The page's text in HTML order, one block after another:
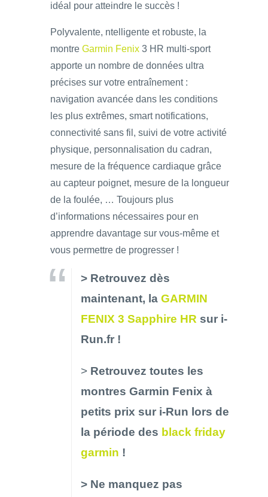
idéal pour atteindre le succès !
Polyvalente, ntelligente et robuste, la
montre Garmin Fenix 3 HR multi-sport
apporte un nombre de données ultra
précises sur votre entraînement :
navigation avancée dans les conditions
les plus extrêmes, smart notifications,
connectivité sans fil, suivi de votre activité
physique, personnalisation du cadran,
mesure de la fréquence cardiaque grâce
au capteur poignet, mesure de la longueur
de la foulée, … Toujours plus
d’informations nécessaires pour en
apprendre davantage sur vous-même et
vous permettre de progresser !
> Retrouvez dès
maintenant, la GARMIN
FENIX 3 Sapphire HR sur i-
Run.fr !
> Retrouvez toutes les
montres Garmin Fenix à
petits prix sur i-Run lors de
la période des black friday
garmin !
> Ne manquez pas